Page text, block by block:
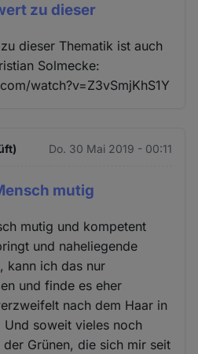
zu dieser
dieser Thematik ist auch
Solmecke:
watch?v=Z3vSmjKhS1Y
Do. 30 Mai 2019 - 00:11
mutig
mutig und kompetent
und naheliegende
kann ich das nur
und finde es eher
nach dem Haar in
Und soweit vieles noch
Grünen, die sich mir seit